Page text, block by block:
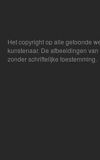
Het copyright op alle getoonde
kunstenaar. De afbeeldingen
zonder schriftelijke toestemming.